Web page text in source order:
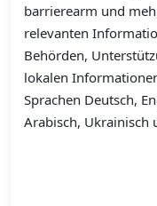
barrierearm und
relevanten
Behörden,
lokalen
Sprachen Deutsch,
Arabisch, Ukrainisch